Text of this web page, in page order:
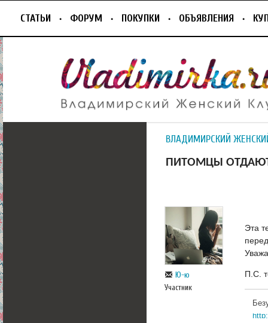
СТАТЬИ ФОРУМ ПОКУПКИ ОБЪЯВЛЕНИЯ
ВЛАДИМИРСКИЙ
ПИТОМЦЫ
Ю-ю
Участник
Эта
П.С.